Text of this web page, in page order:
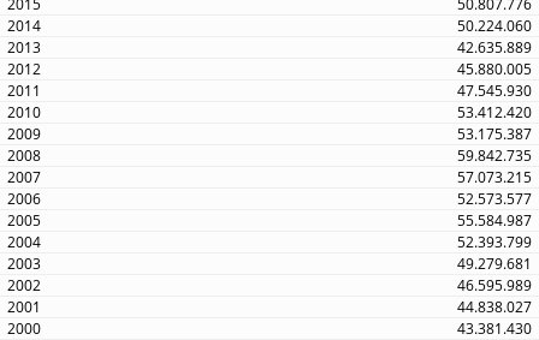
50.807.776
50.224.060
42.635.889
45.880.005
47.545.930
53.412.420
53.175.387
59.842.735
57.073.215
52.573.577
55.584.987
52.393.799
49.279.681
46.595.989
44.838.027
43.381.430